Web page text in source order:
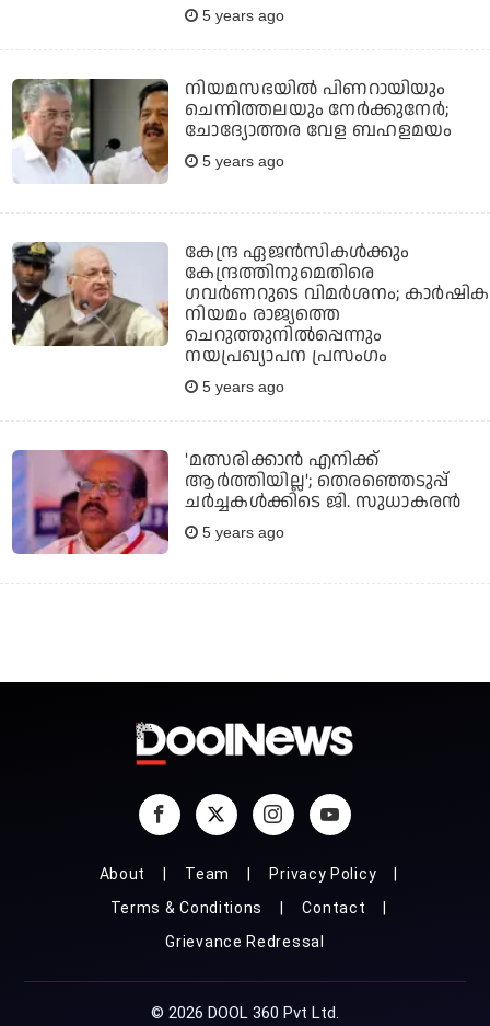
5 years ago
നിയമസഭയില്‍ പിണറായിയും
ചെന്നിത്തലയും നേര്‍ക്കുനേര്‍;
ചോദ്യോത്തര വേള ബഹളമയം
5 years ago
കേന്ദ്ര ഏജന്‍സികള്‍ക്കും
കേന്ദ്രത്തിനുമെതിരെ
ഗവര്‍ണറുടെ വിമര്‍ശനം; കാര്‍ഷിക
നിയമം രാജ്യത്തെ
ചെറുത്തുനില്‍പ്പെന്നും
നയപ്രഖ്യാപന പ്രസംഗം
5 years ago
'മത്സരിക്കാന്‍ എനിക്ക്
ആര്‍ത്തിയില്ല'; തെരഞ്ഞെടുപ്പ്
ചര്‍ച്ചകള്‍ക്കിടെ ജി. സുധാകരന്‍
5 years ago
About Team
Privacy Policy
Terms & Conditions
Contact
Grievance Redressal
© 2026 DOOL 360 Pvt Ltd.